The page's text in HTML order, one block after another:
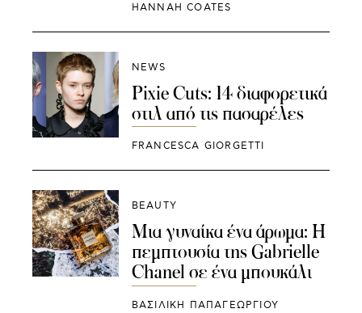
HANNAH COATES
NEWS
Pixie Cuts: 14 διαφορετικά
στιλ από τις πασαρέλες
FRANCESCA GIORGETTI
BEAUTY
Μια γυναίκα ένα άρωμα: Η
πεμπτουσία της Gabrielle
Chanel σε ένα μπουκάλι
ΒΑΣΙΛΙΚΗ ΠΑΠΑΓΕΩΡΓΙΟΥ